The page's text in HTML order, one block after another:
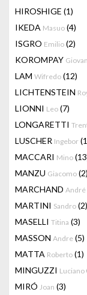
HIROSHIGE (1)
IKEDA Masuo (4)
ISGRO Emilio (2)
KOROMPAY
LAM Wifredo (12)
LICHTENSTEIN
LIONNI Leo (7)
LONGARETTI
LUSCHER Ingebor
MACCARI Mino
MANZU Giacomo (2)
MARCHAND André
MARTINI Sandro (2)
MASELLI Titina (3)
MASSON Andre (5)
MATTA Roberto (1)
MINGUZZI Luciano
MIRÓ Joan (3)